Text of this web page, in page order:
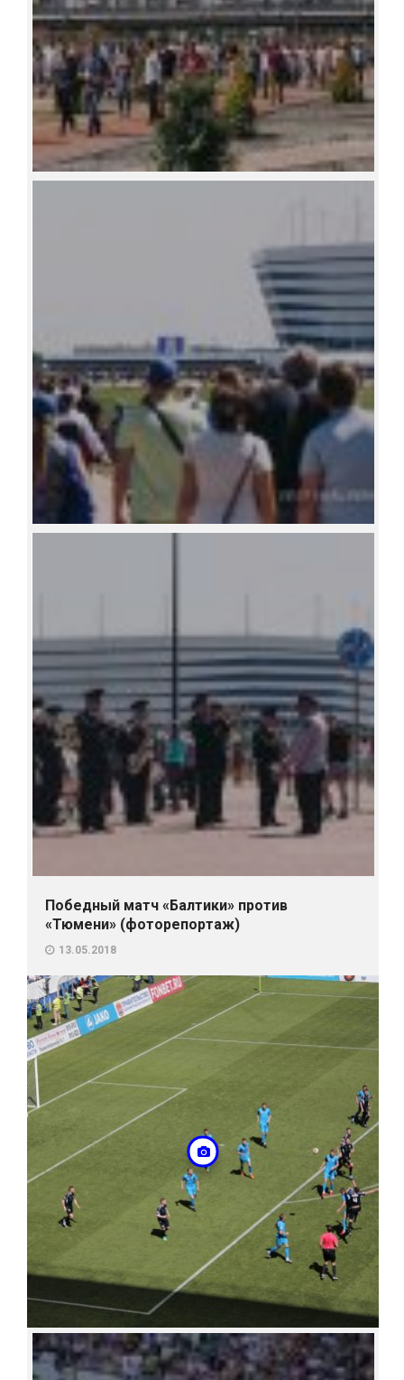
Победный матч «Балтики» против
«Тюмени» (фоторепортаж)
13.05.2018